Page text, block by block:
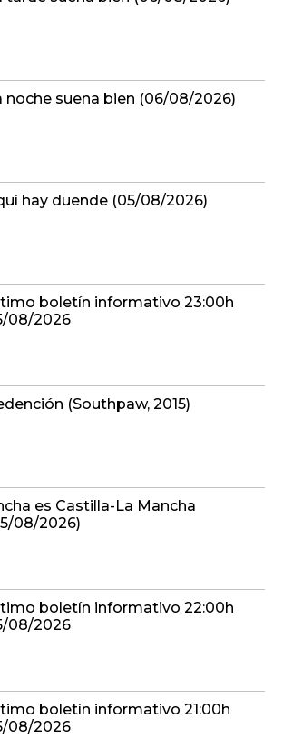
noche suena bien (06/08/2026)
hay duende (05/08/2026)
boletín informativo 23:00h
08/2026
(Southpaw, 2015)
es Castilla-La Mancha
08/2026)
boletín informativo 22:00h
08/2026
boletín informativo 21:00h
08/2026